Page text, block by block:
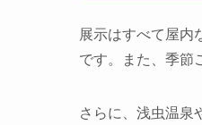
展示はすべて屋内
です。また、季節
さらに、浅虫温泉